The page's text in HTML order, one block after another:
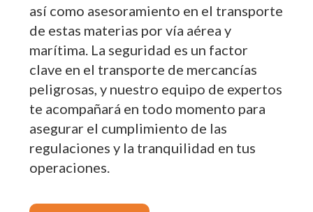
así como asesoramiento en el transporte
de estas materias por vía aérea y
marítima. La seguridad es un factor
clave en el transporte de mercancías
peligrosas, y nuestro equipo de expertos
te acompañará en todo momento para
asegurar el cumplimiento de las
regulaciones y la tranquilidad en tus
operaciones.